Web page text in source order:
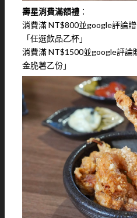
壽星消費滿額禮 ：
消費滿 NT$800並google評論
「任選飲品乙杯」
消費滿 NT$1500並google評論
金脆薯乙份」